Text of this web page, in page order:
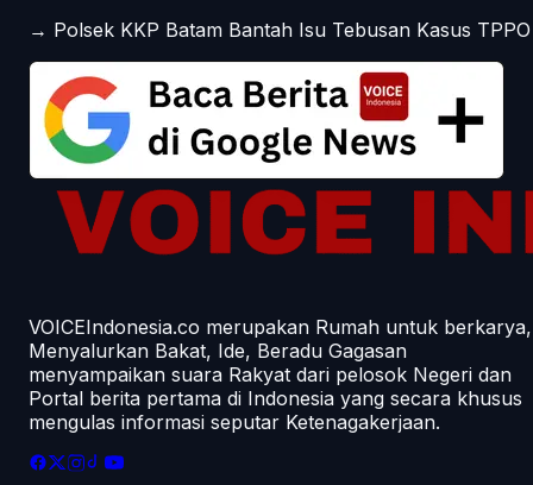
→ Polsek KKP Batam Bantah Isu Tebusan Kasus TPPO
VOICEIndonesia.co merupakan Rumah untuk berkarya,
Menyalurkan Bakat, Ide, Beradu Gagasan
menyampaikan suara Rakyat dari pelosok Negeri dan
Portal berita pertama di Indonesia yang secara khusus
mengulas informasi seputar Ketenagakerjaan.